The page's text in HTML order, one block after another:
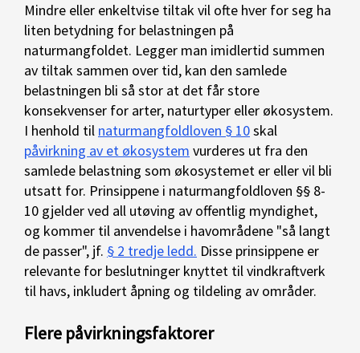
Mindre eller enkeltvise tiltak vil ofte hver for seg ha
liten betydning for belastningen på
naturmangfoldet. Legger man imidlertid summen
av tiltak sammen over tid, kan den samlede
belastningen bli så stor at det får store
konsekvenser for arter, naturtyper eller økosystem.
I henhold til naturmangfoldloven § 10skal
påvirkning av et økosystem vurderes ut fra den
samlede belastning som økosystemet er eller vil bli
utsatt for. Prinsippene i naturmangfoldloven §§ 8-
10 gjelder ved all utøving av offentlig myndighet,
og kommer til anvendelse i havområdene "så langt
de passer", jf. § 2 tredje ledd. Disse prinsippene er
relevante for beslutninger knyttet til vindkraftverk
til havs, inkludert åpning og tildeling av områder.
Flere påvirkningsfaktorer